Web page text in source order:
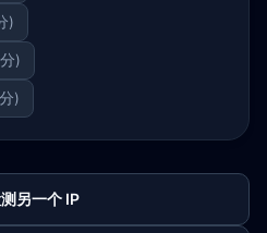
)
)
)
另一个 IP